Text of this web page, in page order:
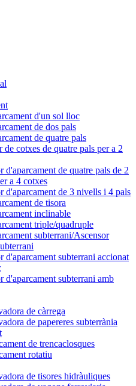
d'un sol lloc
de dos pals
de quatre pals
de cotxes de quatre pals per a 2
d'aparcament de quatre pals de 2
a 4 cotxes
d'aparcament de 3 nivells i 4 pals
de tisora
inclinable
triple/quadruple
subterrani/Ascensor
d'aparcament subterrani accionat
d'aparcament subterrani amb
de càrrega
de papereres subterrània
de trencaclosques
rotatiu
de tisores hidràuliques